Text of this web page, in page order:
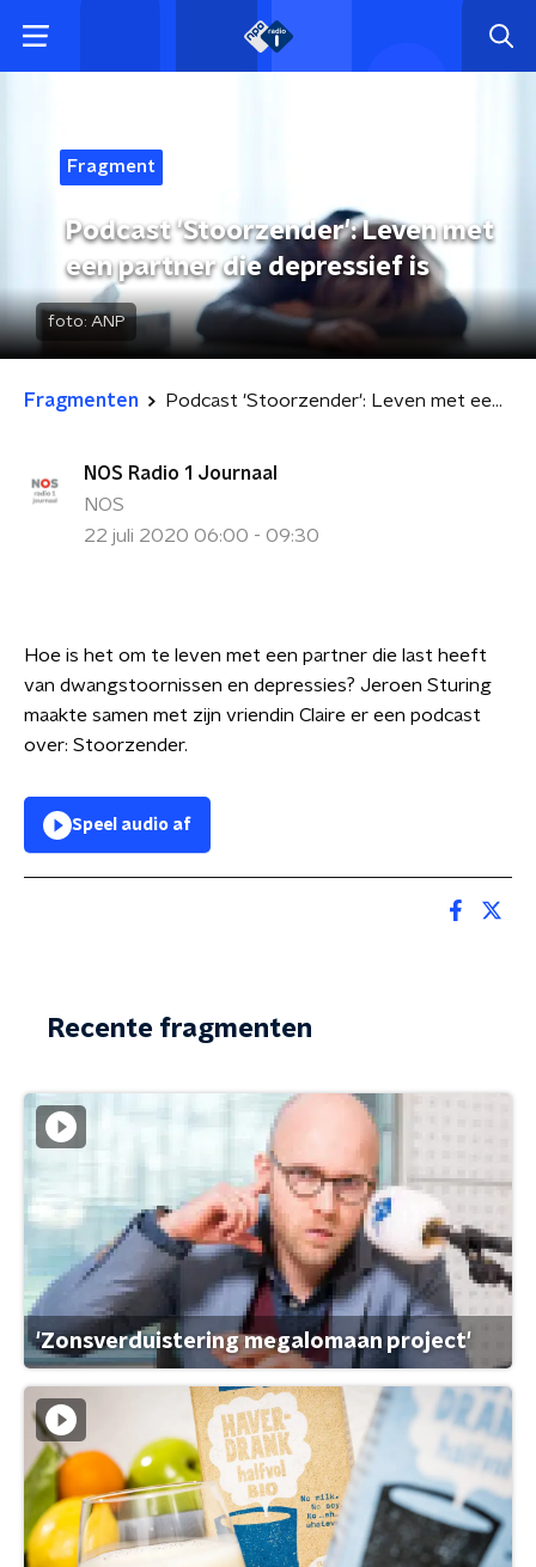
Fragment
Podcast 'Stoorzender': Leven met
een partner die depressief is
foto: ANP
Fragmenten Podcast 'Stoorzender': Leven met een partner die depressief is
NOS Radio 1 Journaal
NOS
22 juli 2020 06:00 - 09:30
Hoe is het om te leven met een partner die last heeft
van dwangstoornissen en depressies? Jeroen Sturing
maakte samen met zijn vriendin Claire er een podcast
over: Stoorzender.
Speel audio af
Recente fragmenten
'Zonsverduistering megalomaan project'